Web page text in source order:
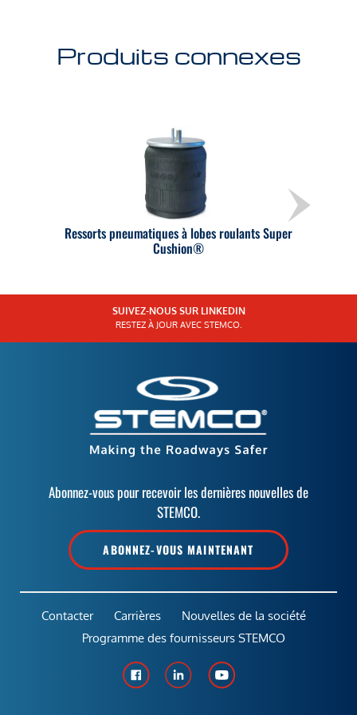
Produits connexes
Ressorts pneumatiques à lobes roulants Super
Cushion®
SUIVEZ-NOUS SUR LINKEDIN
RESTEZ À JOUR AVEC STEMCO.
Abonnez-vous pour recevoir les dernières nouvelles de
STEMCO.
ABONNEZ-VOUS MAINTENANT
Contacter Carrières
Nouvelles de la société
Programme des fournisseurs STEMCO